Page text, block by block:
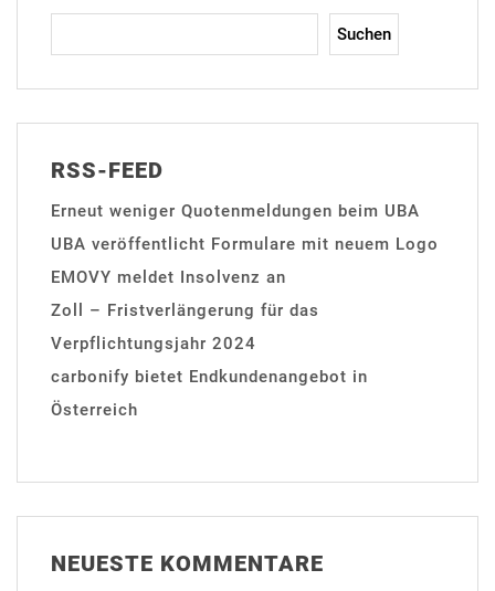
Suchen
RSS-FEED
Erneut weniger Quotenmeldungen beim UBA
UBA veröffentlicht Formulare mit neuem Logo
EMOVY meldet Insolvenz an
Zoll – Fristverlängerung für das
Verpflichtungsjahr 2024
carbonify bietet Endkundenangebot in
Österreich
NEUESTE KOMMENTARE